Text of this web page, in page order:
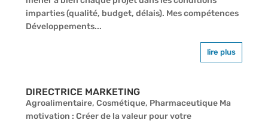
imparties (qualité, budget, délais). Mes compétences
Développements...
lire plus
DIRECTRICE MARKETING
Agroalimentaire, Cosmétique, Pharmaceutique Ma
motivation : Créer de la valeur pour votre